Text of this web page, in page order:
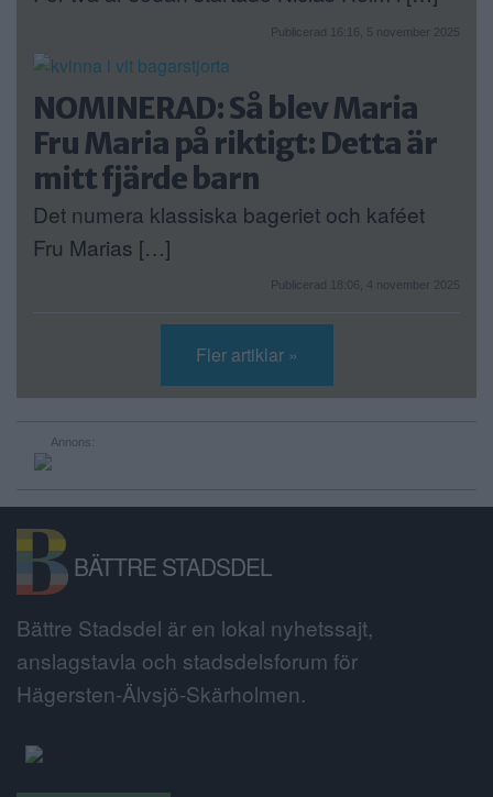
Publicerad 16:16, 5 november 2025
NOMINERAD: Så blev Maria
Fru Maria på riktigt: Detta är
mitt fjärde barn
Det numera klassiska bageriet och kaféet
Fru Marias […]
Publicerad 18:06, 4 november 2025
Fler artiklar »
Annons:
BÄTTRE STADSDEL
Bättre Stadsdel är en lokal nyhetssajt,
anslagstavla och stadsdelsforum för
Hägersten-Älvsjö-Skärholmen.